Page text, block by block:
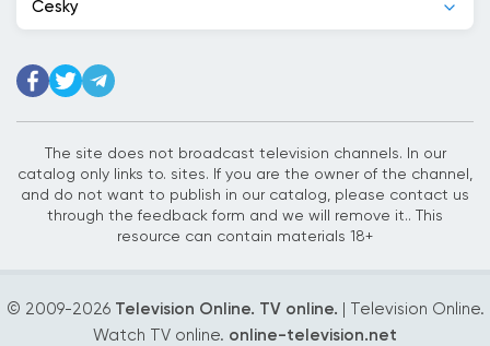
Ekvádor
Etiopie
Filipíny
Ghana
Česky
The site does not broadcast television channels. In our
catalog only links to. sites. If you are the owner of the channel,
and do not want to publish in our catalog, please contact us
through the feedback form and we will remove it.. This
resource can contain materials 18+
© 2009-2026 Television Online. TV online. | Television Online.
Watch TV online. online-television.net